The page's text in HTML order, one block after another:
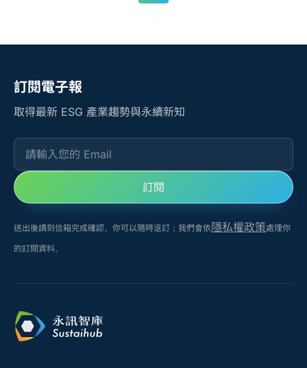
訂閱電子報
取得最新 ESG 產業趨勢與永續新知
請輸入您的 Email
訂閱
送出後請到信箱完成確認。你可以隨時退訂；我們會依隱私權政策處理你
的訂閱資料。